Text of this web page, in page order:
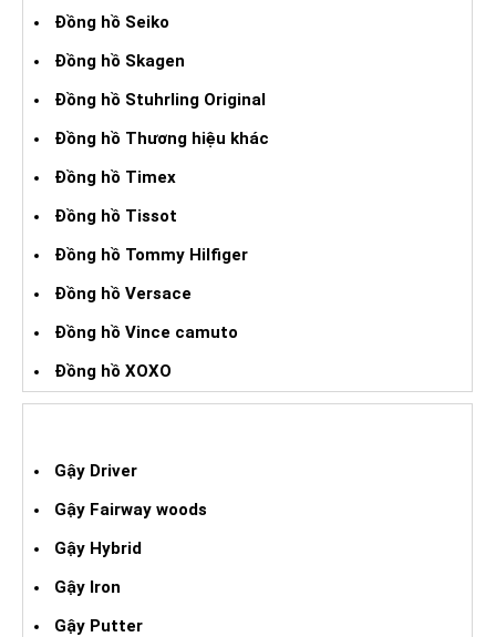
Đồng hồ Seiko
Đồng hồ Skagen
Đồng hồ Stuhrling Original
Đồng hồ Thương hiệu khác
Đồng hồ Timex
Đồng hồ Tissot
Đồng hồ Tommy Hilfiger
Đồng hồ Versace
Đồng hồ Vince camuto
Đồng hồ XOXO
Gậy Driver
Gậy Fairway woods
Gậy Hybrid
Gậy Iron
Gậy Putter